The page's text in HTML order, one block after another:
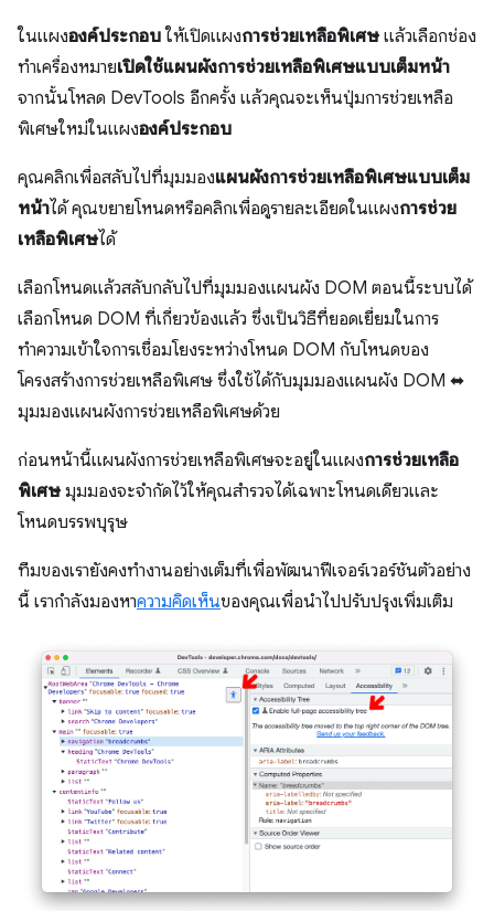
ในแผงองค์ประกอบ ให้เปิดแผงการช่วยเหลือพิเศษ แล้วเลือกช่อง
ทำเครื่องหมายเปิดใช้แผนผังการช่วยเหลือพิเศษแบบเต็มหน้า
จากนั้นโหลด DevTools อีกครั้ง แล้วคุณจะเห็นปุ่มการช่วยเหลือ
พิเศษใหม่ในแผงองค์ประกอบ
คุณคลิกเพื่อสลับไปที่มุมมองแผนผังการช่วยเหลือพิเศษแบบเต็ม
หน้าได้ คุณขยายโหนดหรือคลิกเพื่อดูรายละเอียดในแผงการช่วย
เหลือพิเศษได้
เลือกโหนดแล้วสลับกลับไปที่มุมมองแผนผัง DOM ตอนนี้ระบบได้
เลือกโหนด DOM ที่เกี่ยวข้องแล้ว ซึ่งเป็นวิธีที่ยอดเยี่ยมในการ
ทำความเข้าใจการเชื่อมโยงระหว่างโหนด DOM กับโหนดของ
โครงสร้างการช่วยเหลือพิเศษ ซึ่งใช้ได้กับมุมมองแผนผัง DOM ⬌
มุมมองแผนผังการช่วยเหลือพิเศษด้วย
ก่อนหน้านี้แผนผังการช่วยเหลือพิเศษจะอยู่ในแผงการช่วยเหลือ
พิเศษ มุมมองจะจำกัดไว้ให้คุณสำรวจได้เฉพาะโหนดเดียวและ
โหนดบรรพบุรุษ
ทีมของเรายังคงทำงานอย่างเต็มที่เพื่อพัฒนาฟีเจอร์เวอร์ชันตัวอย่าง
นี้ เรากำลังมองหาความคิดเห็นของคุณเพื่อนำไปปรับปรุงเพิ่มเติม